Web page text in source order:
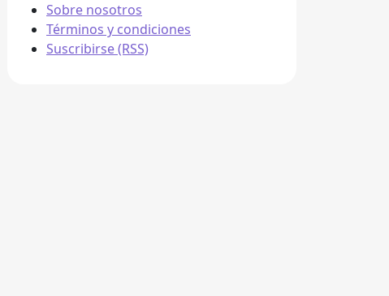
Sobre nosotros
Términos y condiciones
Suscribirse (RSS)